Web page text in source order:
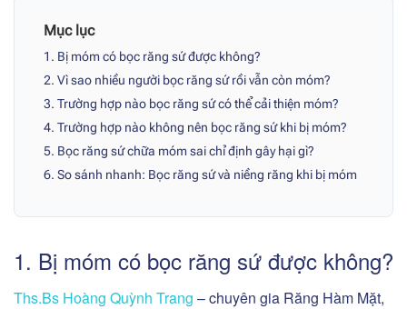
Mục lục
1. Bị móm có bọc răng sứ được không?
2. Vì sao nhiều người bọc răng sứ rồi vẫn còn móm?
3. Trường hợp nào bọc răng sứ có thể cải thiện móm?
4. Trường hợp nào không nên bọc răng sứ khi bị móm?
5. Bọc răng sứ chữa móm sai chỉ định gây hại gì?
6. So sánh nhanh: Bọc răng sứ và niềng răng khi bị móm
1. Bị móm có bọc răng sứ được không?
Ths.Bs Hoàng Quỳnh Trang – chuyên gia Răng Hàm Mặt,